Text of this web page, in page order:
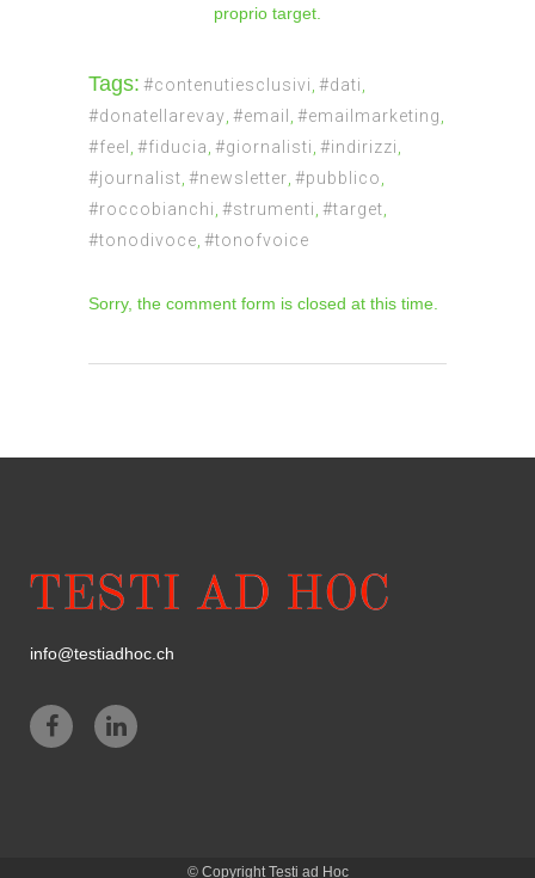
proprio target.
Tags: #contenutiesclusivi, #dati,
#donatellarevay, #email , #emailmarketing,
#feel , #fiducia, #giornalisti, #indirizzi,
#journalist, #newsletter, #pubblico,
#roccobianchi, #strumenti, #target,
#tonodivoce, #tonofvoice
Sorry, the comment form is closed at this time.
info@testiadhoc.ch
© CopyrightTesti ad Hoc